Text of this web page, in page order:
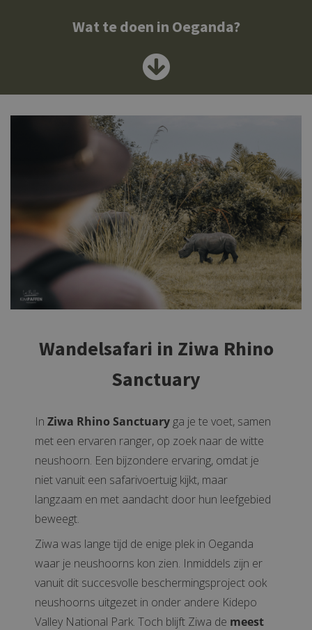
Wat te doen in Oeganda?
Wandelsafari in Ziwa Rhino
Sanctuary
In Ziwa Rhino Sanctuary ga je te voet, samen
met een ervaren ranger, op zoek naar de witte
neushoorn. Een bijzondere ervaring, omdat je
niet vanuit een safarivoertuig kijkt, maar
langzaam en met aandacht door hun leefgebied
beweegt.
Ziwa was lange tijd de enige plek in Oeganda
waar je neushoorns kon zien. Inmiddels zijn er
vanuit dit succesvolle beschermingsproject ook
neushoorns uitgezet in onder andere Kidepo
Valley National Park. Toch blijft Ziwa de meest